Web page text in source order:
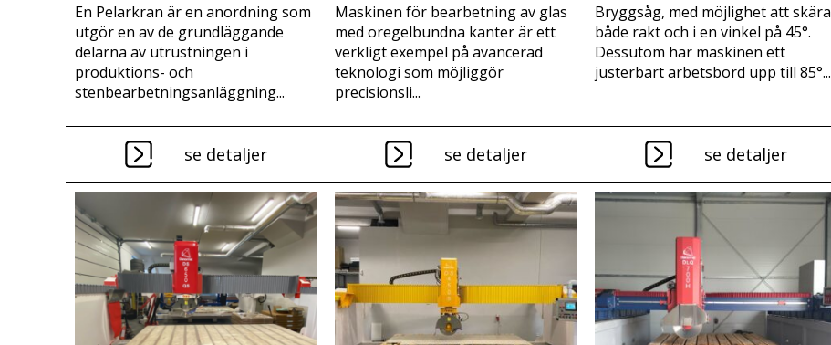
En Pelarkran är en anordning som
utgör en av de grundläggande
delarna av utrustningen i
produktions- och
stenbearbetningsanläggning...
se detaljer
Maskinen för bearbetning av glas
med oregelbundna kanter är ett
verkligt exempel på avancerad
teknologi som möjliggör
precisionsli...
se detaljer
Bryggsåg, med möjlighet att skära
både rakt och i en vinkel på 45°.
Dessutom har maskinen ett
justerbart arbetsbord upp till 85°...
se detaljer